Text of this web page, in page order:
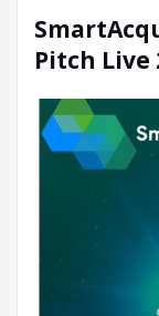
Pitch Live